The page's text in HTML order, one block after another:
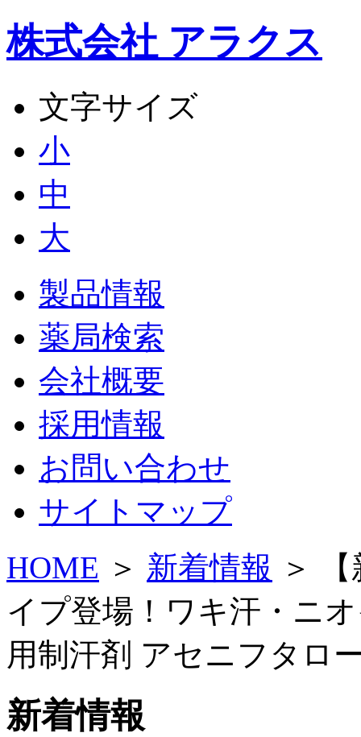
株式会社 アラクス
文字サイズ
小
中
大
製品情報
薬局検索
会社概要
採用情報
お問い合わせ
サイトマップ
HOME ＞ 新着情報 ＞
イプ登場！ワキ汗・ニ
用制汗剤 アセニフタロ
新着情報